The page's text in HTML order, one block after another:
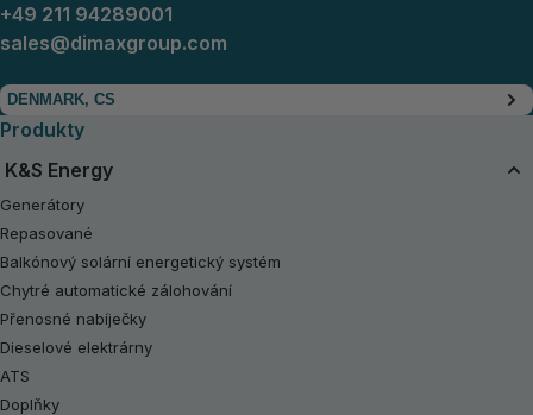
+49 211 94289001
sales@dimaxgroup.com
DENMARK, CS
Produkty
K&S Energy
Generátory
Repasované
Balkónový solární energetický systém
Chytré automatické zálohování
Přenosné nabíječky
Dieselové elektrárny
ATS
Doplňky